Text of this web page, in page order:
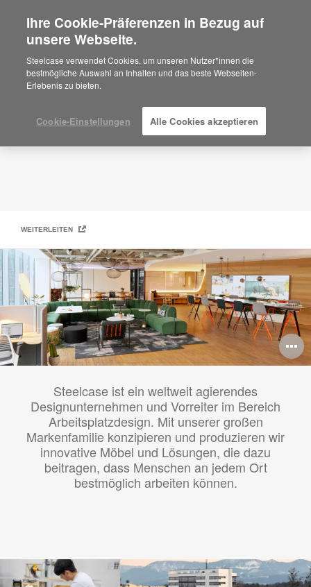
Are you in United States?
Would you like to see Products we sell in
your region?
Americas
Español
Unser Unternehmen
WEITERLEITEN
Steelcase ist ein weltweit agierendes
Designunternehmen und Vorreiter im Bereich
Arbeitsplatzdesign. Mit unserer großen
Markenfamilie konzipieren und produzieren wir
innovative Möbel und Lösungen, die dazu
beitragen, dass Menschen an jedem Ort
bestmöglich arbeiten können.
Ihre Cookie-Präferenzen in Bezug auf
unsere Webseite.
Steelcase verwendet Cookies, um unseren Nutzer*innen die
bestmögliche Auswahl an Inhalten und das beste Webseiten-
Erlebenis zu bieten.
Cookie-Einstellungen Alle Cookies akzeptieren